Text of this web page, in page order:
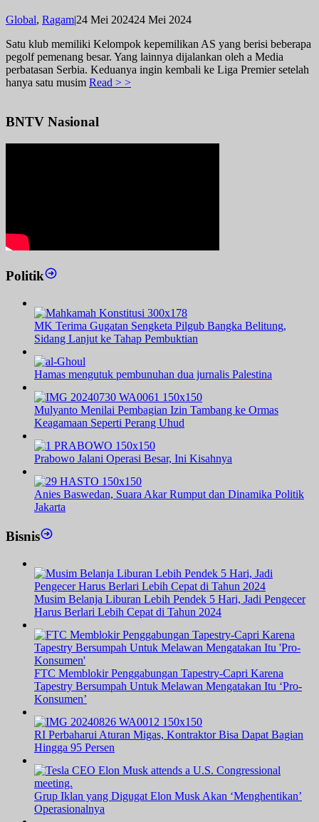
Global, Ragam24 Mei 202424 Mei 2024oleh
Satu klub memiliki Kelompok kepemilikan AS yang berisi beberapa
pegolf pemenang besar. Yang lainnya dijalankan oleh a Media
perbatasan Serbia. Keduanya ingin kembali ke Liga Premier setelah
hanya satu musim Read > >
BNTV Nasional
Politik
MK Terima Gugatan Sengketa Pilgub Bangka Belitung,
Sidang Lanjut ke Tahap Pembuktian
Hamas mengutuk pembunuhan dua jurnalis Palestina
Mulyanto Menilai Pembagian Izin Tambang ke Ormas
Keagamaan Seperti Perang Uhud
Prabowo Jalani Operasi Besar, Ini Kisahnya
Anies Baswedan, Suara Akar Rumput dan Dinamika Politik
Jakarta
Bisnis
Musim Belanja Liburan Lebih Pendek 5 Hari, Jadi Pengecer
Harus Berlari Lebih Cepat di Tahun 2024
FTC Memblokir Penggabungan Tapestry-Capri Karena
Tapestry Bersumpah Untuk Melawan Mengatakan Itu ‘Pro-
Konsumen’
RI Perbaharui Aturan Migas, Kontraktor Bisa Dapat Bagian
Hingga 95 Persen
Grup Iklan yang Digugat Elon Musk Akan ‘Menghentikan’
Operasionalnya